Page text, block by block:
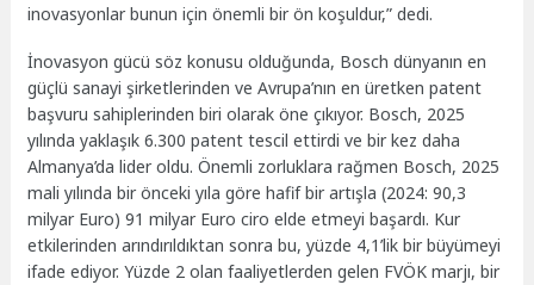
inovasyonlar bunun için önemli bir ön koşuldur,” dedi.
İnovasyon gücü söz konusu olduğunda, Bosch dünyanın en
güçlü sanayi şirketlerinden ve Avrupa’nın en üretken patent
başvuru sahiplerinden biri olarak öne çıkıyor. Bosch, 2025
yılında yaklaşık 6.300 patent tescil ettirdi ve bir kez daha
Almanya’da lider oldu. Önemli zorluklara rağmen Bosch, 2025
mali yılında bir önceki yıla göre hafif bir artışla (2024: 90,3
milyar Euro) 91 milyar Euro ciro elde etmeyi başardı. Kur
etkilerinden arındırıldıktan sonra bu, yüzde 4,1’lik bir büyümeyi
ifade ediyor. Yüzde 2 olan faaliyetlerden gelen FVÖK marjı, bir